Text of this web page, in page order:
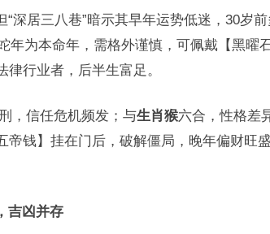
“深居三八巷”暗示其早年运势低迷，30岁
年为本命年，需格外谨慎，可佩戴【黑曜
行业者，后半生富足。
，信任危机频发；与生肖猴六合，性格差
帝钱】挂在门后，破解僵局，晚年偏财旺
吉凶并存